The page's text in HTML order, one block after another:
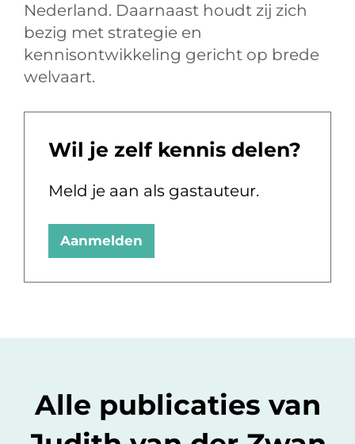
Nederland. Daarnaast houdt zij zich
bezig met strategie en
kennisontwikkeling gericht op brede
welvaart.
Wil je zelf kennis delen?
Meld je aan als gastauteur.
Aanmelden
Alle publicaties van